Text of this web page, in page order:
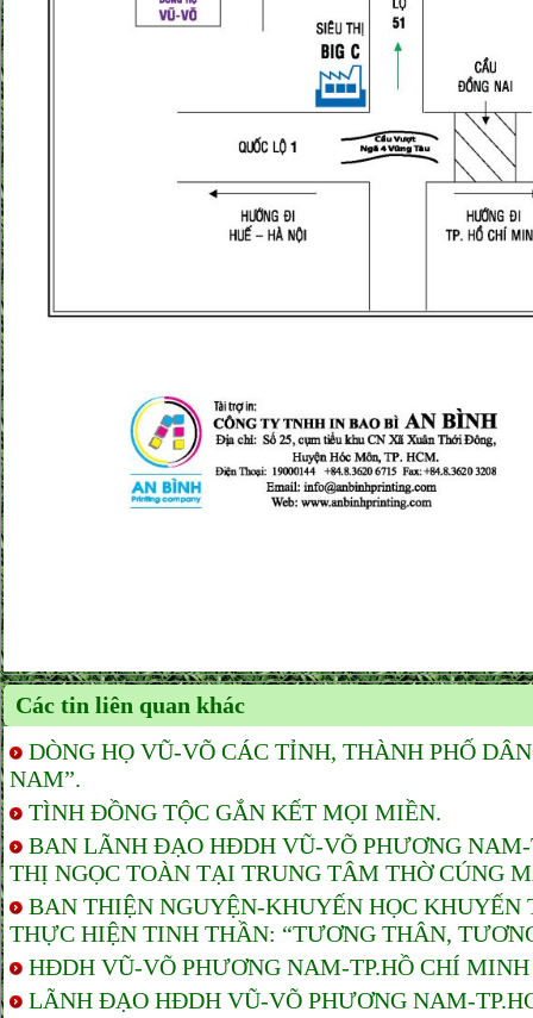
Các tin liên quan khác
DÒNG HỌ VŨ-VÕ CÁC TỈNH, THÀNH PHỐ
NAM”.
TÌNH ĐỒNG TỘC GẮN KẾT MỌI MIỀN.
BAN LÃNH ĐẠO HĐDH VŨ-VÕ PHƯƠNG
THỊ NGỌC TOÀN TẠI TRUNG TÂM THỜ CÚNG
BAN THIỆN NGUYỆN-KHUYẾN HỌC
THỰC HIỆN TINH THẦN: “TƯƠNG THÂN,
HĐDH VŨ-VÕ PHƯƠNG NAM-TP.HỒ CHÍ
LÃNH ĐẠO HĐDH VŨ-VÕ PHƯƠNG NAM-